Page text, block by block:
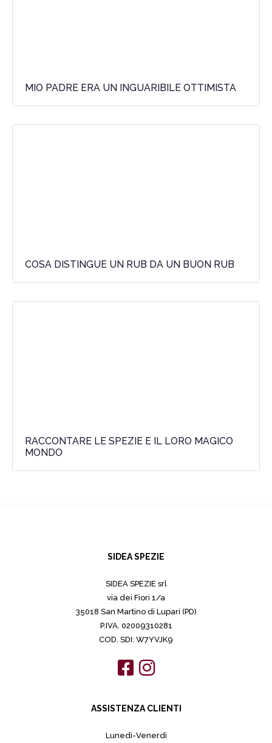
MIO PADRE ERA UN INGUARIBILE OTTIMISTA
COSA DISTINGUE UN RUB DA UN BUON RUB
RACCONTARE LE SPEZIE E IL LORO MAGICO
MONDO
SIDEA SPEZIE
SIDEA SPEZIE srl
via dei Fiori 1/a
35018 San Martino di Lupari (PD)
P.IVA. 02009310281
COD. SDI: W7YVJK9
ASSISTENZA CLIENTI
Lunedì-Venerdì